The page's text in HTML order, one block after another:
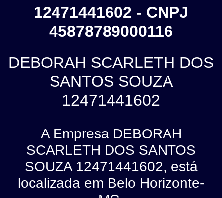
12471441602 - CNPJ
45878789000116
DEBORAH SCARLETH DOS
SANTOS SOUZA
12471441602
A Empresa DEBORAH
SCARLETH DOS SANTOS
SOUZA 12471441602, está
localizada em Belo Horizonte-